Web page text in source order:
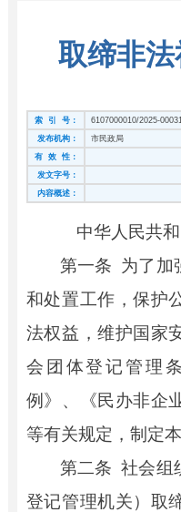
取缔非
索 引 号： 6107000010/2025-
发布机构：
市民政局
有 效 性：
发文字号：
内容概述：
中华人民共
第一条 为了加
和处置工作，保护
法权益，维护国家
会团体登记管理
例》、《民办非企
等有关规定，制定本
第二条 社会组
登记管理机关）取